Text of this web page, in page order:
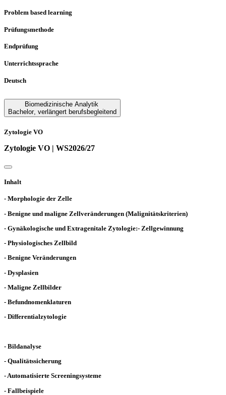
Problem based learning
Prüfungsmethode
Endprüfung
Unterrichtssprache
Deutsch
Biomedizinische Analytik
Bachelor, verlängert berufsbegleitend
Zytologie VO
Zytologie VO | WS2026/27
Inhalt
- Morphologie der Zelle
- Benigne und maligne Zellveränderungen (Malignitätskriterien)
- Gynäkologische und Extragenitale Zytologie:- Zellgewinnung
- Physiologisches Zellbild
- Benigne Veränderungen
- Dysplasien
- Maligne Zellbilder
- Befundnomenklaturen
- Differentialzytologie
- Bildanalyse
- Qualitätssicherung
- Automatisierte Screeningsysteme
- Fallbeispiele